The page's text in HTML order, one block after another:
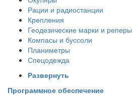
Рации и радиостанции
Крепления
Геодезические марки и реперы
Компасы и буссоли
Планиметры
Спецодежда
Развернуть
Программное обеспечение